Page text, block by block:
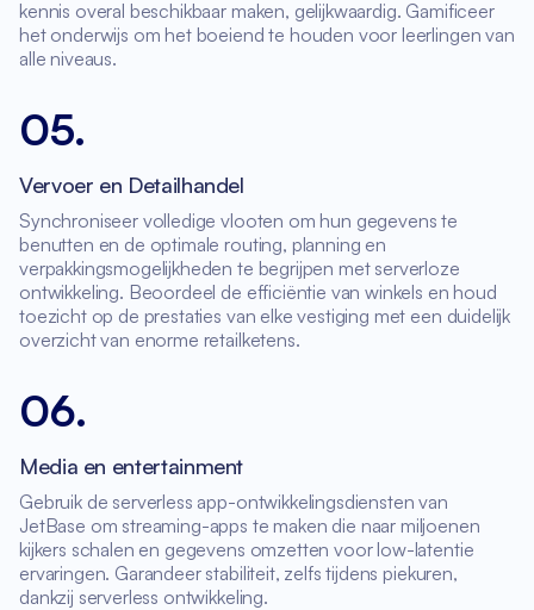
kennis overal beschikbaar maken, gelijkwaardig. Gamificeer
het onderwijs om het boeiend te houden voor leerlingen van
alle niveaus.
05.
Vervoer en Detailhandel
Synchroniseer volledige vlooten om hun gegevens te
benutten en de optimale routing, planning en
verpakkingsmogelijkheden te begrijpen met serverloze
ontwikkeling. Beoordeel de efficiëntie van winkels en houd
toezicht op de prestaties van elke vestiging met een duidelijk
overzicht van enorme retailketens.
06.
Media en entertainment
Gebruik de serverless app-ontwikkelingsdiensten van
JetBase om streaming-apps te maken die naar miljoenen
kijkers schalen en gegevens omzetten voor low-latentie
ervaringen. Garandeer stabiliteit, zelfs tijdens piekuren,
dankzij serverless ontwikkeling.